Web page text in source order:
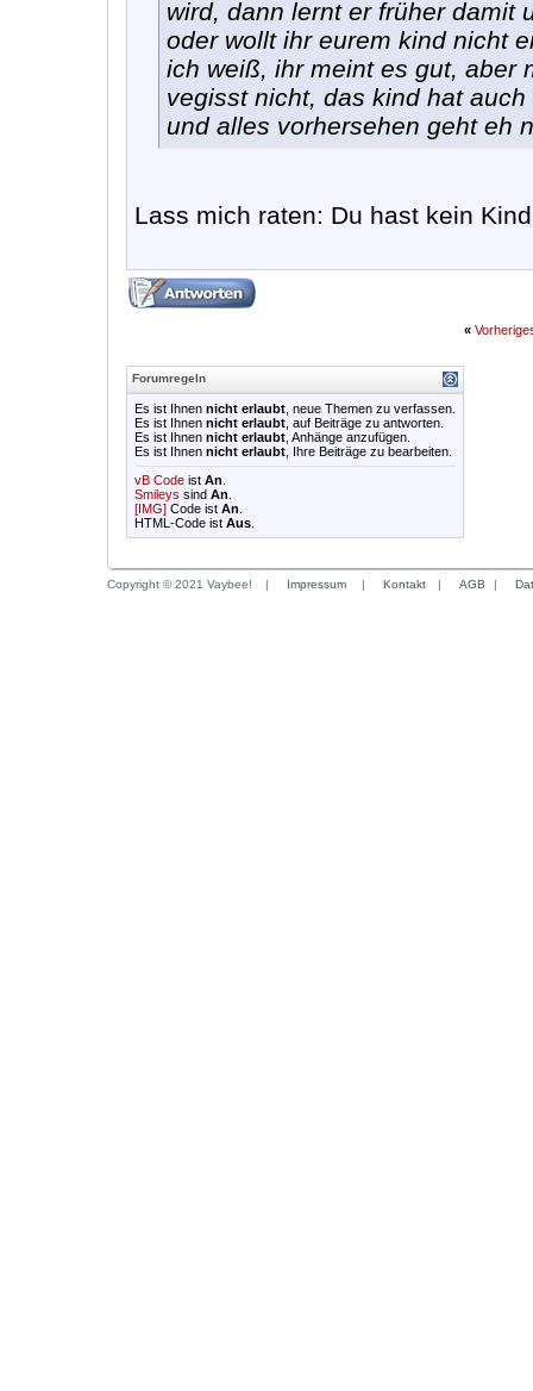
wird, dann lernt er früher damit
oder wollt ihr eurem kind nicht
ich weiß, ihr meint es gut, aber
vegisst nicht, das kind hat
und alles vorhersehen geht eh
Lass mich raten: Du hast kein
«
Forumregeln
Es ist Ihnen nicht erlaubt , neue Themen zu verfassen.
Es ist Ihnen nicht erlaubt , auf Beiträge zu antworten.
Es ist Ihnen nicht erlaubt , Anhänge anzufügen.
Es ist Ihnen nicht erlaubt , Ihre Beiträge zu bearbeiten.
vB Code ist An
Smileys sind An
[IMG] Code ist An
HTML-Code ist Aus
Copyright © 2021 Vaybee! | Impressum | Kontakt | AGB |